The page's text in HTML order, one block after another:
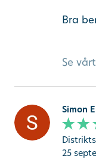
Bra
Se
Simon
25